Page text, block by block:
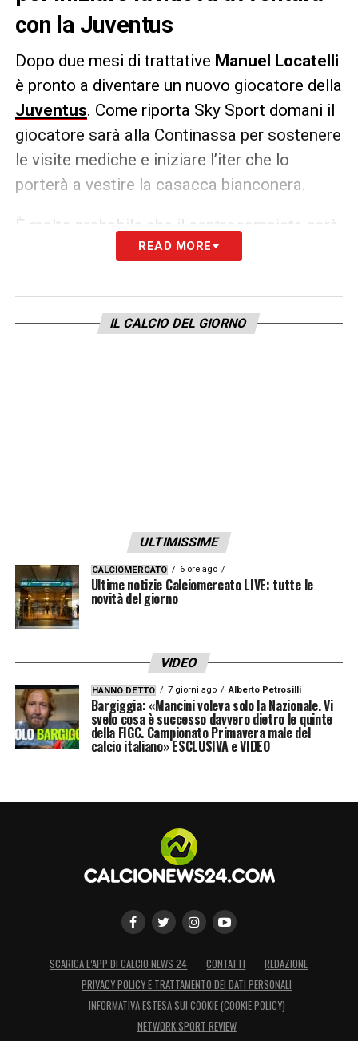
con la Juventus
Dopo due mesi di trattative Manuel Locatelli
è pronto a diventare un nuovo giocatore della
Juventus. Come riporta Sky Sport domani il
giocatore sarà alla Continassa per sostenere
le visite mediche e iniziare l’iter che lo
porterà a vestire la casacca bianconera.
È molto probabile che il centrocampista sarà
convocato da Allegri per la trasferta di Udine
– tuttavia – vederlo in campo.
READ MORE
IL CALCIO DEL GIORNO
ULTIMISSIME
CALCIOMERCATO 6 ore ago
Ultime notizie Calciomercato LIVE: tutte le
novità del giorno
VIDEO
HANNO DETTO 7 giorni ago Alberto Petrosilli
Bargiggia: «Mancini voleva solo la Nazionale. Vi
svelo cosa è successo davvero dietro le quinte
della FIGC. Campionato Primavera male del
calcio italiano» ESCLUSIVA e VIDEO
SCARICA L’APP DI CALCIO NEWS 24 CONTATTI
REDAZIONE
PRIVACY POLICY E TRATTAMENTO DEI DATI PERSONALI
INFORMATIVA ESTESA SUI COOKIE (COOKIE POLICY)
NETWORK SPORT REVIEW